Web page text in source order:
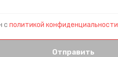
с политикой конфиденциальности
Отправить
Вами.